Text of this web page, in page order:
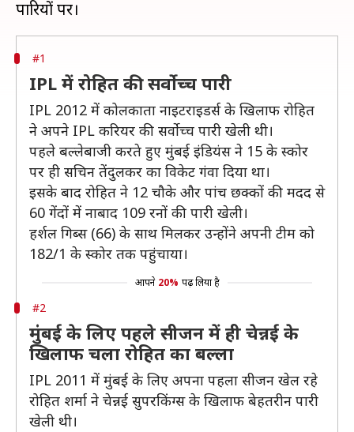
#1
IPL में रोहित की सर्वोच्च पारी
IPL 2012 में कोलकाता नाइटराइडर्स के खिलाफ रोहित
ने अपने IPL करियर की सर्वोच्च पारी खेली थी।
पहले बल्लेबाजी करते हुए मुंबई इंडियंस ने 15 के स्कोर
पर ही सचिन तेंदुलकर का विकेट गंवा दिया था।
इसके बाद रोहित ने 12 चौके और पांच छक्कों की मदद से
60 गेंदों में नाबाद 109 रनों की पारी खेली।
हर्शल गिब्स (66) के साथ मिलकर उन्होंने अपनी टीम को
182/1 के स्कोर तक पहुंचाया।
आपने 20% पढ़ लिया है
#2
मुंबई के लिए पहले सीजन में ही चेन्नई के
खिलाफ चला रोहित का बल्ला
IPL 2011 में मुंबई के लिए अपना पहला सीजन खेल रहे
रोहित शर्मा ने चेन्नई सुपरकिंग्स के खिलाफ बेहतरीन पारी
खेली थी।